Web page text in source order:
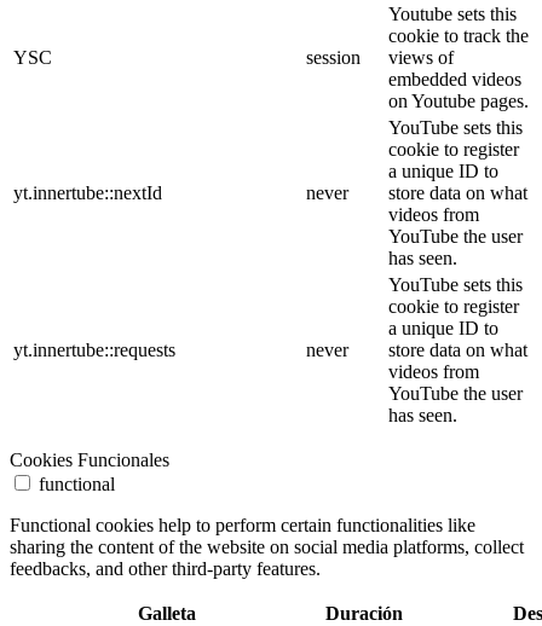
YSC session
Youtube sets this
cookie to track the
views of
embedded videos
on Youtube pages.
yt.innertube::nextId never
YouTube sets this
cookie to register
a unique ID to
store data on what
videos from
YouTube the user
has seen.
yt.innertube::requests never
YouTube sets this
cookie to register
a unique ID to
store data on what
videos from
YouTube the user
has seen.
Cookies Funcionales
functional
Functional cookies help to perform certain functionalities like
sharing the content of the website on social media platforms, collect
feedbacks, and other third-party features.
Galleta Duración